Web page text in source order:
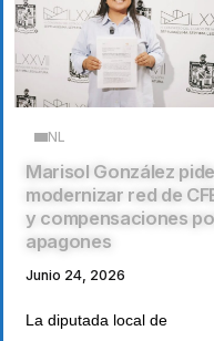
NL
Marisol González pide
modernizar red de
y compensaciones
apagones
Junio 24, 2026
La diputada local de